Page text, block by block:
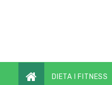
DIETA I FITNESS